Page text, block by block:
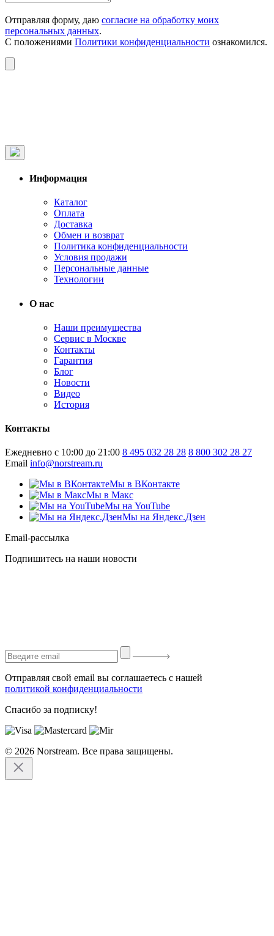
Отправляя форму, даю согласие на обработку моих
персональных данных.
С положениями Политики конфиденциальности ознакомился.
Информация
Каталог
Оплата
Доставка
Обмен и возврат
Политика конфиденциальности
Условия продажи
Персональные данные
Технологии
О нас
Наши преимущества
Сервис в Москве
Контакты
Гарантия
Блог
Новости
Видео
История
Контакты
Ежедневно с 10:00 до 21:00 8 495 032 28 28 8 800 302 28 27
Email info@norstream.ru
Мы в ВКонтакте
Мы в Макс
Мы на YouTube
Мы на Яндекс.Дзен
Email-рассылка
Подпишитесь на наши новости
Отправляя свой email вы соглашаетесь с нашей
политикой конфиденциальности
Спасибо за подписку!
© 2026 Norstream. Все права защищены.